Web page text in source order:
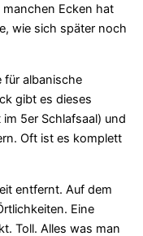
Ecken hat
wie sich später noch
für albanische
gibt es dieses
5er Schlafsaal) und
Oft ist es komplett
entfernt. Auf dem
Eine
Toll. Alles was man